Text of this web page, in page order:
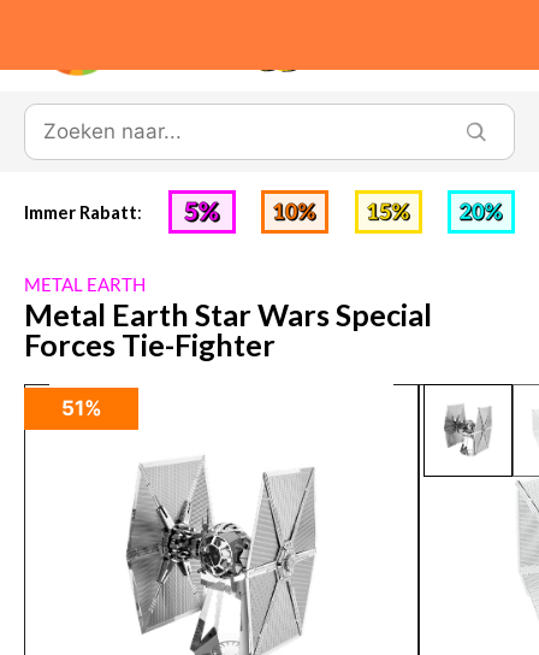
Immer Rabatt:
METAL EARTH
Metal Earth Star Wars Special
Forces Tie-Fighter
51%